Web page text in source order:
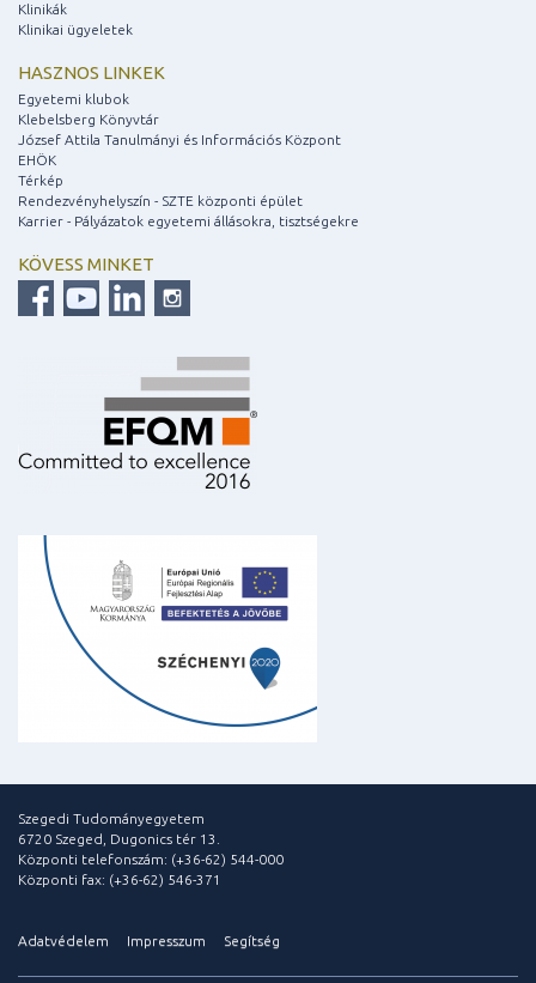
Klinikák
Klinikai ügyeletek
HASZNOS LINKEK
Egyetemi klubok
Klebelsberg Könyvtár
József Attila Tanulmányi és Információs Központ
EHÖK
Térkép
Rendezvényhelyszín - SZTE központi épület
Karrier - Pályázatok egyetemi állásokra, tisztségekre
KÖVESS MINKET
Szegedi Tudományegyetem
6720 Szeged, Dugonics tér 13.
Központi telefonszám: (+36-62) 544-000
Központi fax: (+36-62) 546-371
Adatvédelem Impresszum Segítség